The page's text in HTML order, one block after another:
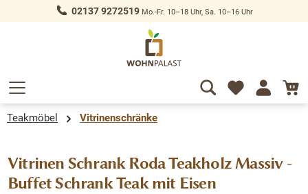
springen 02137 9272519Mo.-Fr. 10–18 Uhr, Sa. 10–16 Uhr
Teakmöbel Vitrinenschränke
Vitrinen Schrank Roda Teakholz Massiv -
Buffet Schrank Teak mit Eisen